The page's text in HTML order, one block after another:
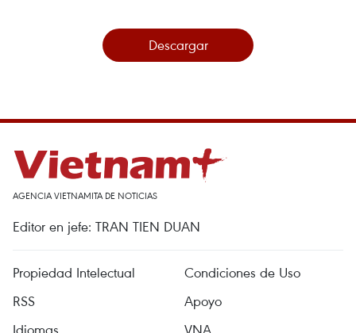
Descargar
AGENCIA VIETNAMITA DE NOTICIAS
Editor en jefe: TRAN TIEN DUAN
Propiedad Intelectual
Condiciones de Uso
RSS
Apoyo